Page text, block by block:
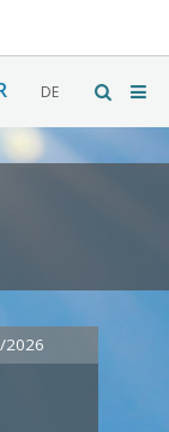
DE
2026